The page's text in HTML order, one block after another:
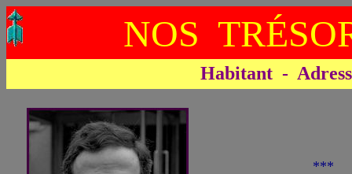
NOS
Habitant -
***